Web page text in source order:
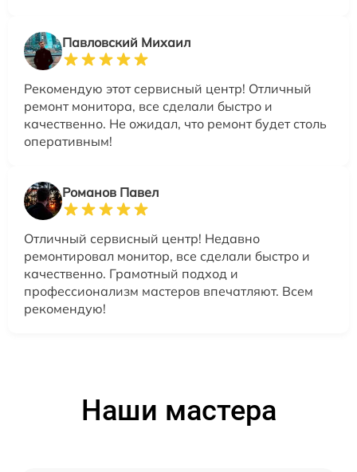
Павловский Михаил
Рекомендую этот сервисный центр! Отличный
ремонт монитора, все сделали быстро и
качественно. Не ожидал, что ремонт будет столь
оперативным!
Романов Павел
Отличный сервисный центр! Недавно
ремонтировал монитор, все сделали быстро и
качественно. Грамотный подход и
профессионализм мастеров впечатляют. Всем
рекомендую!
Наши мастера